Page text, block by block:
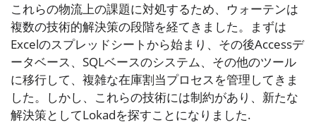
これらの物流上の課題に対処するため、ウォーテンは
複数の技術的解決策の段階を経てきました。まずは
Excelのスプレッドシートから始まり、その後Accessデ
ータベース、SQLベースのシステム、その他のツール
に移行して、複雑な在庫割当プロセスを管理してきま
した。しかし、これらの技術には制約があり、新たな
解決策としてLokadを探すことになりました.